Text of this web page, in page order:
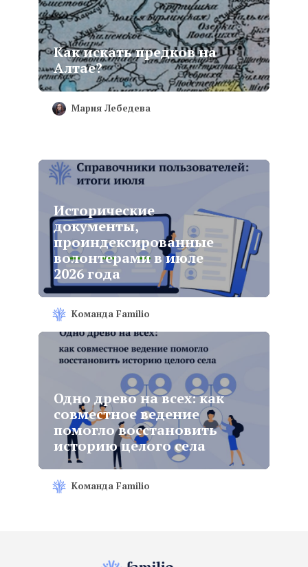
Как искать предков на
Алтае?
Мария Лебедева
Исторические
документы,
проиндексированные
волонтерами в июле
2026 года
Команда Familio
Одно древо на всех: как
совместное ведение
помогло восстановить
историю целого села
Команда Familio